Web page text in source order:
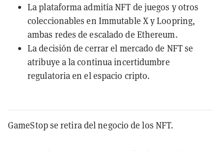
La plataforma admitía NFT de juegos y otros
coleccionables en Immutable X y Loopring,
ambas redes de escalado de Ethereum.
La decisión de cerrar el mercado de NFT se
atribuye a la continua incertidumbre
regulatoria en el espacio cripto.
GameStop se retira del negocio de los NFT.